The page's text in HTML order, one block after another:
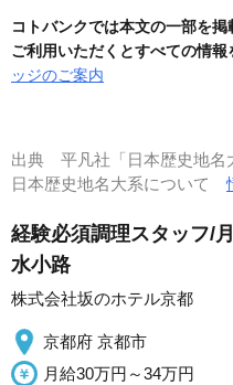
コトバンクでは本文の一部を
ご利用いただくとすべての情報
ッジのご案内
出典 平凡社「日本歴史地名
日本歴史地名大系について
経験必須調理スタッフ/
水小路
株式会社坂のホテル京都
京都府 京都市
月給30万円～34万円